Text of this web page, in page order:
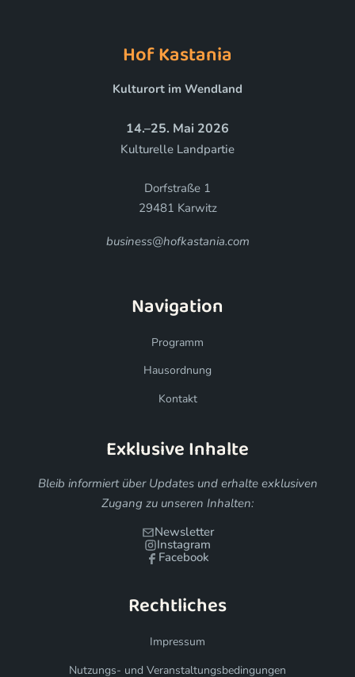
Hof Kastania
Kulturort im Wendland
14.–25. Mai 2026
Kulturelle Landpartie
Dorfstraße 1
29481 Karwitz
business@hofkastania.com
Navigation
Programm
Hausordnung
Kontakt
Exklusive Inhalte
Bleib informiert über Updates und erhalte exklusiven
Zugang zu unseren Inhalten:
Newsletter
Instagram
Facebook
Rechtliches
Impressum
Nutzungs- und Veranstaltungsbedingungen